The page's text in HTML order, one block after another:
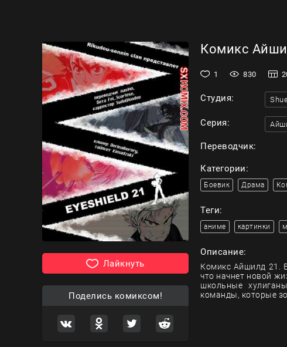
Лайкнуть
Поделись комиксом!
Комикс
1 830
Студия:
Серия:
Переводчик:
Категории:
Боевик Драма
Теги:
аниме картинки
Описание:
Комикс Айшилд 21.
что начнет новой
школьные
команды, которые